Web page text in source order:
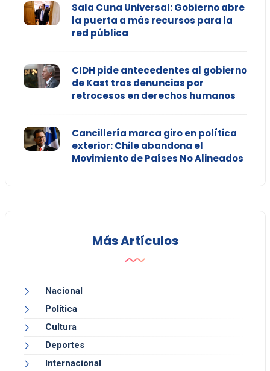
Sala Cuna Universal: Gobierno abre
la puerta a más recursos para la
red pública
CIDH pide antecedentes al gobierno
de Kast tras denuncias por
retrocesos en derechos humanos
Cancillería marca giro en política
exterior: Chile abandona el
Movimiento de Países No Alineados
Más Artículos
Nacional
Política
Cultura
Deportes
Internacional